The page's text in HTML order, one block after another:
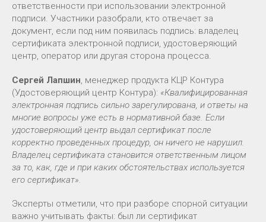
ответственности при использовании электронной
подписи. Участники разобрали, кто отвечает за
документ, если под ним появилась подпись: владелец
сертификата электронной подписи, удостоверяющий
центр, оператор или другая сторона процесса.
Сергей Лапшин , менеджер продукта КЦР Контура
(Удостоверяющий центр Контура): «Квалифицированная
электронная подпись сильно зарегулирована, и ответы на
многие вопросы уже есть в нормативной базе. Если
удостоверяющий центр выдал сертификат после
корректно проведенных процедур, он ничего не нарушил.
Владелец сертификата становится ответственным лицом
за то, как, где и при каких обстоятельствах используется
его сертификат».
Эксперты отметили, что при разборе спорной ситуации
важно учитывать факты: был ли сертификат